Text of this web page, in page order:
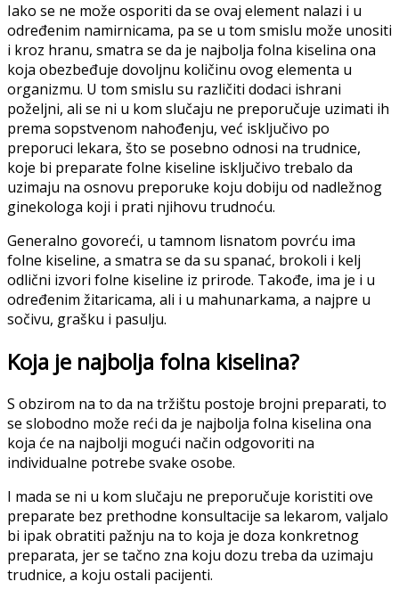
Iako se ne može osporiti da se ovaj element nalazi i u
određenim namirnicama, pa se u tom smislu može unositi
i kroz hranu, smatra se da je najbolja folna kiselina ona
koja obezbeđuje dovoljnu količinu ovog elementa u
organizmu. U tom smislu su različiti dodaci ishrani
poželjni, ali se ni u kom slučaju ne preporučuje uzimati ih
prema sopstvenom nahođenju, već isključivo po
preporuci lekara, što se posebno odnosi na trudnice,
koje bi preparate folne kiseline isključivo trebalo da
uzimaju na osnovu preporuke koju dobiju od nadležnog
ginekologa koji i prati njihovu trudnoću.
Generalno govoreći, u tamnom lisnatom povrću ima
folne kiseline, a smatra se da su spanać, brokoli i kelj
odlični izvori folne kiseline iz prirode. Takođe, ima je i u
određenim žitaricama, ali i u mahunarkama, a najpre u
sočivu, grašku i pasulju.
Koja je najbolja folna kiselina?
S obzirom na to da na tržištu postoje brojni preparati, to
se slobodno može reći da je najbolja folna kiselina ona
koja će na najbolji mogući način odgovoriti na
individualne potrebe svake osobe.
I mada se ni u kom slučaju ne preporučuje koristiti ove
preparate bez prethodne konsultacije sa lekarom, valjalo
bi ipak obratiti pažnju na to koja je doza konkretnog
preparata, jer se tačno zna koju dozu treba da uzimaju
trudnice, a koju ostali pacijenti.